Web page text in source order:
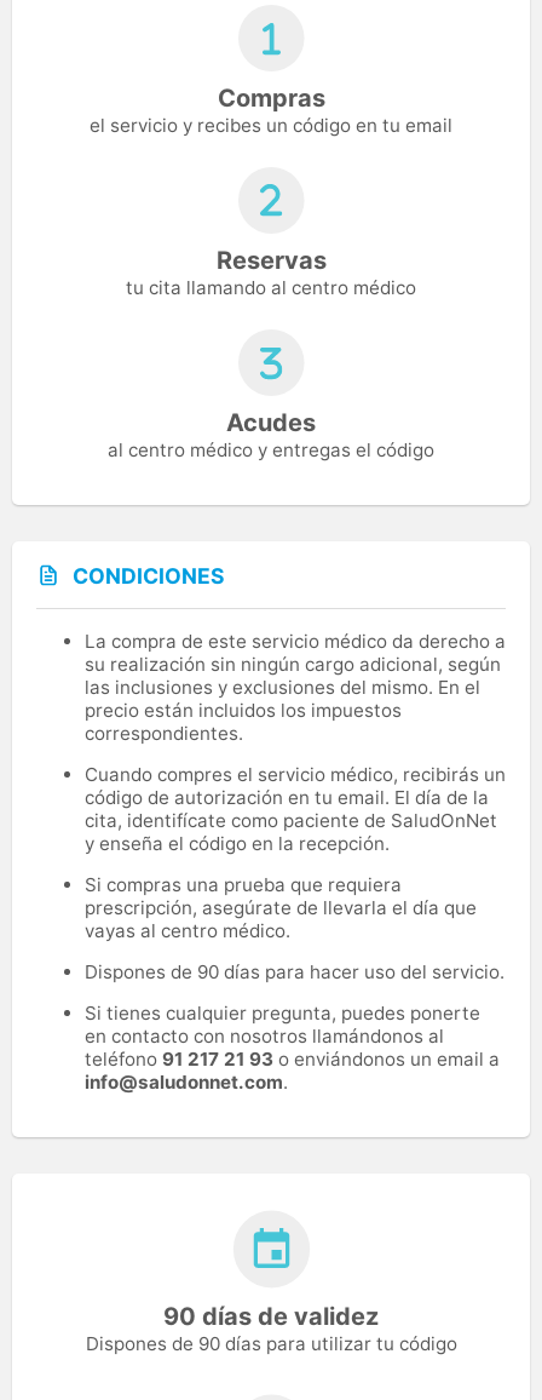
Compras
el servicio y recibes un código en tu email
Reservas
tu cita llamando al centro médico
Acudes
al centro médico y entregas el código
CONDICIONES
La compra de este servicio médico da derecho a
su realización sin ningún cargo adicional, según
las inclusiones y exclusiones del mismo. En el
precio están incluidos los impuestos
correspondientes.
Cuando compres el servicio médico, recibirás un
código de autorización en tu email. El día de la
cita, identifícate como paciente de SaludOnNet
y enseña el código en la recepción.
Si compras una prueba que requiera
prescripción, asegúrate de llevarla el día que
vayas al centro médico.
Dispones de 90 días para hacer uso del servicio.
Si tienes cualquier pregunta, puedes ponerte
en contacto con nosotros llamándonos al
teléfono 91 217 21 93 o enviándonos un email a
info@saludonnet.com.
90 días de validez
Dispones de 90 días para utilizar tu código